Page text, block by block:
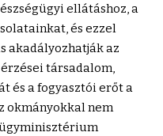
ellátáshoz, a
és ezzel
akadályozhatják az
társadalom,
és a fogyasztói erőt a
okmányokkal nem